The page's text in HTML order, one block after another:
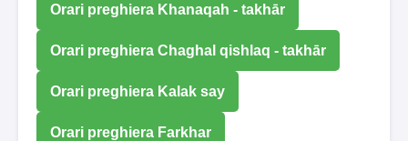
Orari preghiera Khanaqah - takhār
Orari preghiera Chaghal qishlaq - takhār
Orari preghiera Kalak say
Orari preghiera Farkhar